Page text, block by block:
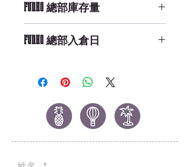
Copeland
FUNKO 總部庫存量
FUNKO 總部入倉日